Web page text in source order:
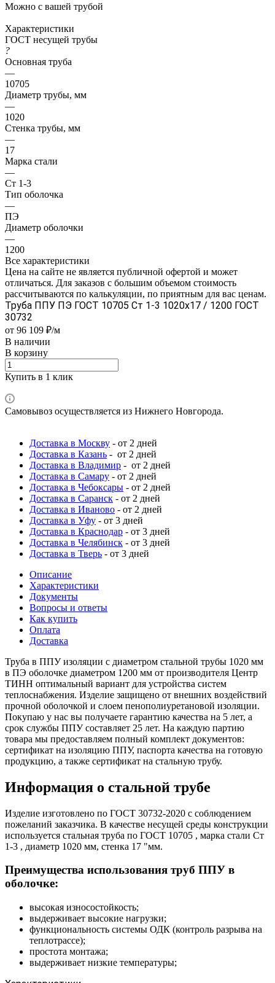
Можно с вашей трубой
Характеристики
ГОСТ несущей трубы
?
Основная труба
—
10705
Диаметр трубы, мм
—
1020
Стенка трубы, мм
—
17
Марка стали
—
Ст 1-3
Тип оболочка
—
ПЭ
Диаметр оболочки
—
1200
Все характеристики
Цена на сайте не является публичной офертой и может
отличаться. Для заказов с большим объемом стоимость
рассчитываются по калькуляции, по приятным для вас ценам.
Труба ППУ ПЭ ГОСТ 10705 Ст 1-3 1020x17 / 1200 ГОСТ
30732
от 96 109 ₽/м
В наличии
В корзину
Купить в 1 клик
Самовывоз осуществляется из Нижнего Новгорода.
Доставка в Москву - от 2 дней
Доставка в Казань - от 2 дней
Доставка в Владимир - от 2 дней
Доставка в Самару - от 2 дней
Доставка в Чебоксары - от 2 дней
Доставка в Саранск - от 2 дней
Доставка в Иваново - от 2 дней
Доставка в Уфу - от 3 дней
Доставка в Краснодар - от 3 дней
Доставка в Челябинск - от 3 дней
Доставка в Тверь - от 3 дней
Описание
Характеристики
Документы
Вопросы и ответы
Как купить
Оплата
Доставка
Труба в ППУ изоляции с диаметром стальной трубы 1020 мм
в ПЭ оболочке диаметром 1200 мм от производителя Центр
ТИНН оптимальный вариант для устройства систем
теплоснабжения. Изделие защищено от внешних воздействий
прочной оболочкой и слоем пенополиуретановой изоляции.
Покупаю у нас вы получаете гарантию качества на 5 лет, а
срок службы ППУ составляет 25 лет. На каждую партию
товара мы предоставляем полный комплект документов:
сертификат на изоляцию ППУ, паспорта качества на готовую
продукцию, а также сертификат на стальную трубу.
Информация о стальной трубе
Изделие изготовлено по ГОСТ 30732-2020 с соблюдением
пожеланий заказчика. В качестве несущей среды конструкции
используется стальная труба по ГОСТ 10705 , марка стали Ст
1-3 , диаметр 1020 мм, стенка 17 "мм.
Преимущества использования труб ППУ в
оболочке:
высокая износостойкость;
выдерживает высокие нагрузки;
функциональность системы ОДК (контроль разрыва на
теплотрассе);
простота монтажа;
выдерживает низкие температуры;